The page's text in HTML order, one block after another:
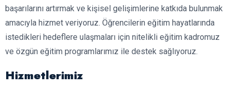
başarılarını artırmak ve kişisel gelişimlerine katkıda bulunmak
amacıyla hizmet veriyoruz. Öğrencilerin eğitim hayatlarında
istedikleri hedeflere ulaşmaları için nitelikli eğitim kadromuz
ve özgün eğitim programlarımız ile destek sağlıyoruz.
Hizmetlerimiz